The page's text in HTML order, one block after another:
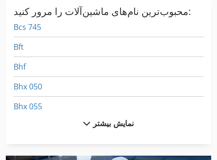
محبوب‌ترین نام‌های ماشین‌آلات را مرور کنید:
Bcs 745
Bft
Bhf
Bhx 050
Bhx 055
نمایش بیشتر